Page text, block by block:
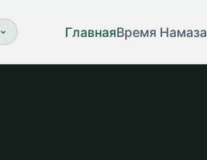
ГлавнаяВремя Намаза